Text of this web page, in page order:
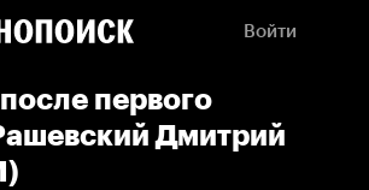
Войти
первого
Дмитрий